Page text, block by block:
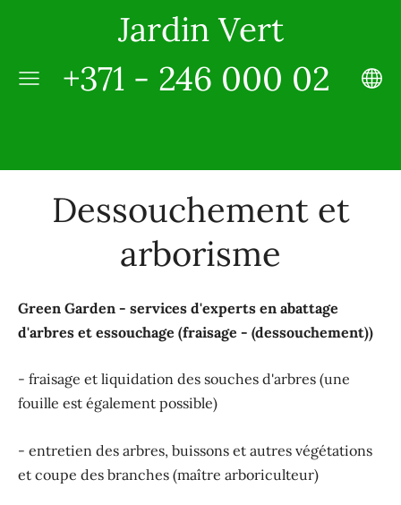
Jardin Vert
+371 - 246 000 02
Dessouchement et
arborisme
Green Garden - services d'experts en abattage
d'arbres et essouchage (fraisage - (dessouchement))
- fraisage et liquidation des souches d'arbres (une
fouille est également possible)
- entretien des arbres, buissons et autres végétations
et coupe des branches (maître arboriculteur)